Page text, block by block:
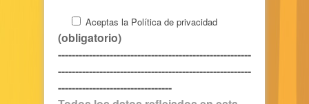
Aceptas la Política de privacidad
(obligatorio)
--------------------------------------------------------
--------------------------------------------------------
---------------------------------